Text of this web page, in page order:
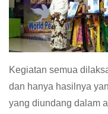
Kegiatan semua
dan hanya hasilnya
yang diundang dalam